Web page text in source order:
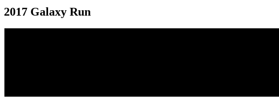
2017 Galaxy Run